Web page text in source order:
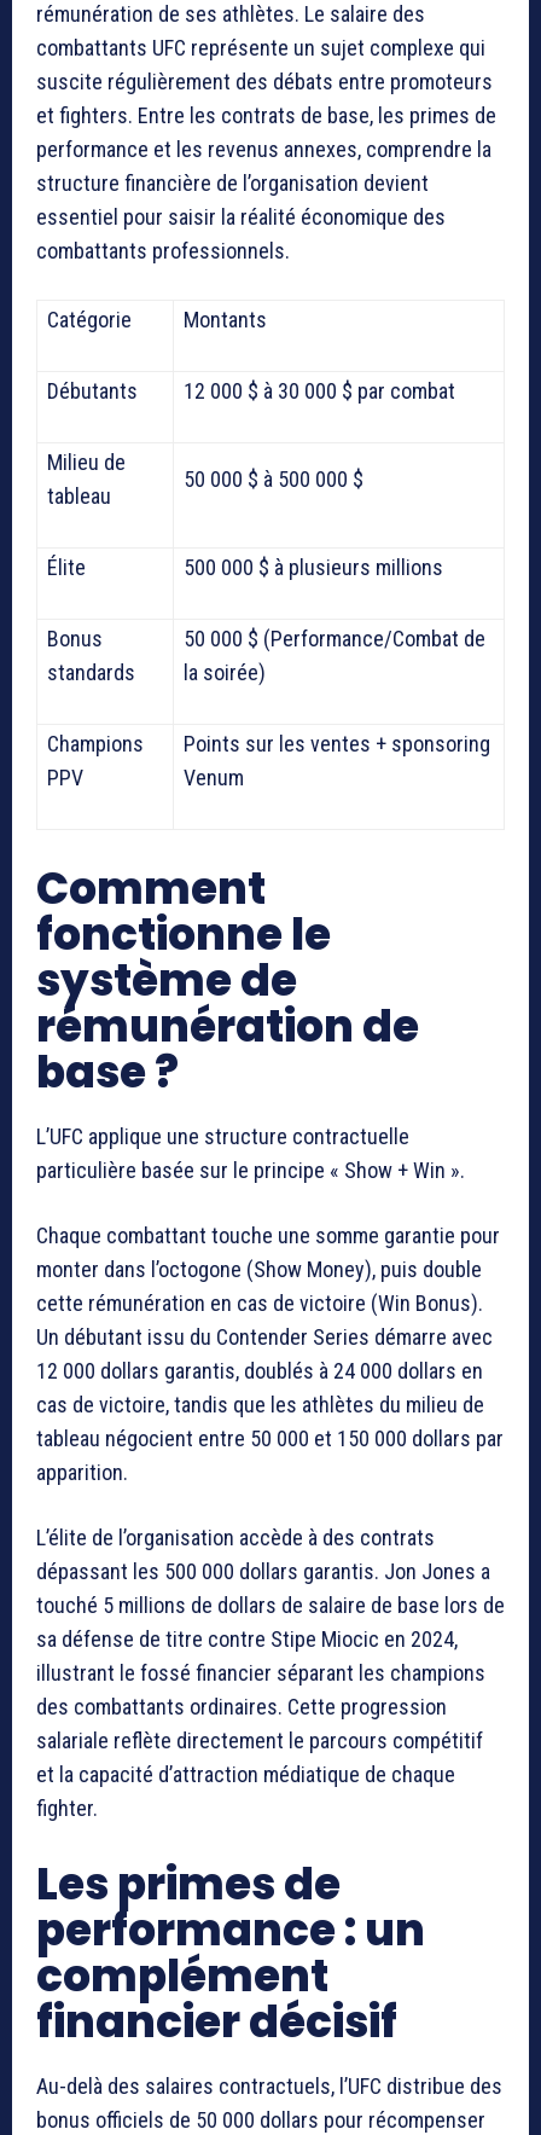
rémunération de ses athlètes. Le salaire des
combattants UFC représente un sujet complexe qui
suscite régulièrement des débats entre promoteurs
et fighters. Entre les contrats de base, les primes de
performance et les revenus annexes, comprendre la
structure financière de l’organisation devient
essentiel pour saisir la réalité économique des
combattants professionnels.
Catégorie Montants
Débutants 12 000 $ à 30 000 $ par combat
Milieu de
tableau
50 000 $ à 500 000 $
Élite 500 000 $ à plusieurs millions
Bonus
standards
50 000 $ (Performance/Combat de
la soirée)
Champions
PPV
Points sur les ventes + sponsoring
Venum
Comment
fonctionne le
système de
rémunération de
base ?
L’UFC applique une structure contractuelle
particulière basée sur le principe « Show + Win ».
Chaque combattant touche une somme garantie pour
monter dans l’octogone (Show Money), puis double
cette rémunération en cas de victoire (Win Bonus).
Un débutant issu du Contender Series démarre avec
12 000 dollars garantis, doublés à 24 000 dollars en
cas de victoire, tandis que les athlètes du milieu de
tableau négocient entre 50 000 et 150 000 dollars par
apparition.
L’élite de l’organisation accède à des contrats
dépassant les 500 000 dollars garantis. Jon Jones a
touché 5 millions de dollars de salaire de base lors de
sa défense de titre contre Stipe Miocic en 2024,
illustrant le fossé financier séparant les champions
des combattants ordinaires. Cette progression
salariale reflète directement le parcours compétitif
et la capacité d’attraction médiatique de chaque
fighter.
Les primes de
performance : un
complément
financier décisif
Au-delà des salaires contractuels, l’UFC distribue des
bonus officiels de 50 000 dollars pour récompenser